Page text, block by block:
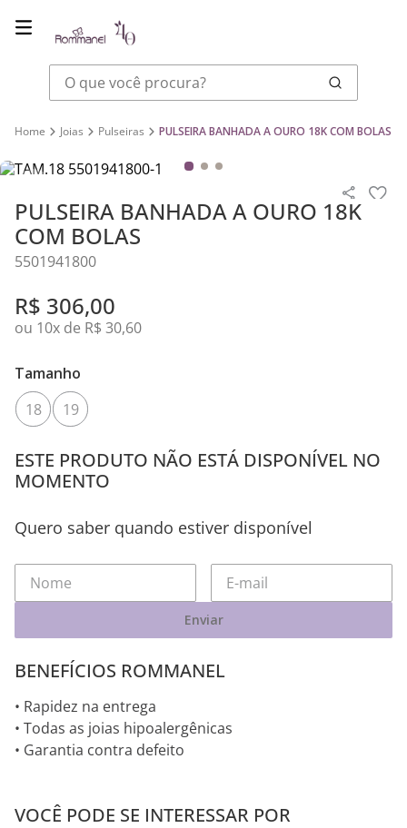
O que você procura?
Joias Pulseiras PULSEIRA BANHADA A OURO 18K COM BOLAS
PULSEIRA BANHADA A OURO 18K
COM BOLAS
5501941800
R$ 306,00
ou 10x de R$ 30,60
Tamanho
18
19
ESTE PRODUTO NÃO ESTÁ DISPONÍVEL NO
MOMENTO
Quero saber quando estiver disponível
Enviar
BENEFÍCIOS ROMMANEL
• Rapidez na entrega
• Todas as joias hipoalergênicas
• Garantia contra defeito
VOCÊ PODE SE INTERESSAR POR